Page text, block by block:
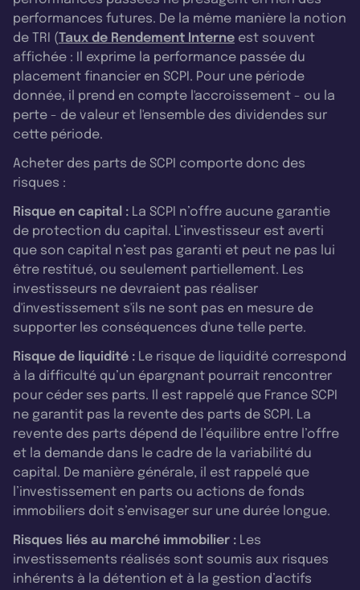
performances futures. De la même manière la notion
de TRI (Taux de Rendement Interne est souvent
affichée : Il exprime la performance passée du
placement financier en SCPI. Pour une période
donnée, il prend en compte l'accroissement - ou la
perte - de valeur et l'ensemble des dividendes sur
cette période.
Acheter des parts de SCPI comporte donc des
risques :
Risque en capital : La SCPI n’offre aucune garantie
de protection du capital. L’investisseur est averti
que son capital n’est pas garanti et peut ne pas lui
être restitué, ou seulement partiellement. Les
investisseurs ne devraient pas réaliser
d'investissement s'ils ne sont pas en mesure de
supporter les conséquences d'une telle perte.
Risque de liquidité : Le risque de liquidité correspond
à la difficulté qu’un épargnant pourrait rencontrer
pour céder ses parts. Il est rappelé que France SCPI
ne garantit pas la revente des parts de SCPI. La
revente des parts dépend de l’équilibre entre l’offre
et la demande dans le cadre de la variabilité du
capital. De manière générale, il est rappelé que
l’investissement en parts ou actions de fonds
immobiliers doit s’envisager sur une durée longue.
Risques liés au marché immobilier : Les
investissements réalisés sont soumis aux risques
inhérents à la détention et à la gestion d’actifs